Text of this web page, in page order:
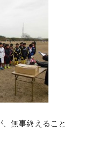
無事終えること